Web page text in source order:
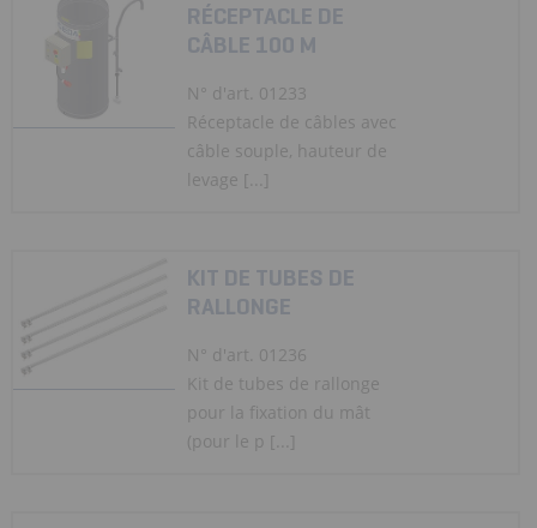
RÉCEPTACLE DE
CÂBLE 100 M
N° d'art. 01233
Réceptacle de câbles avec
câble souple, hauteur de
levage [...]
KIT DE TUBES DE
RALLONGE
N° d'art. 01236
Kit de tubes de rallonge
pour la fixation du mât
(pour le p [...]